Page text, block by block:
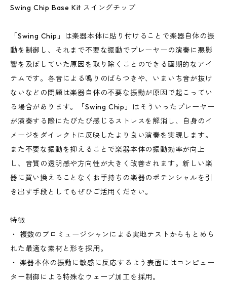
Swing Chip Base Kit スイングチップ
「Swing Chip」は楽器本体に貼り付けることで楽器自体の振
動を制御し、それまで不要な振動でプレーヤーの演奏に悪影
響を及ぼしていた原因を取り除くことのできる画期的なアイ
テムです。各音による鳴りのばらつきや、いまいち音が抜け
ないなどの問題は楽器自体の不要な振動が原因で起こってい
る場合があります。「Swing Chip」はそういったプレーヤー
が演奏する際にたびたび感じるストレスを解消し、自身のイ
メージをダイレクトに反映したより良い演奏を実現します。
また不要な振動を抑えることで楽器本体の振動効率が向上
し、音質の透明感や方向性が大きく改善されます。新しい楽
器に買い換えることなくお手持ちの楽器のポテンシャルを引
き出す手段としてもぜひご活用ください。
特徴
・ 複数のプロミュージシャンによる実地テストからもとめら
れた最適な素材と形を採用。
・ 楽器本体の振動に敏感に反応するよう表面にはコンピュー
ター制御による特殊なウェーブ加工を採用。